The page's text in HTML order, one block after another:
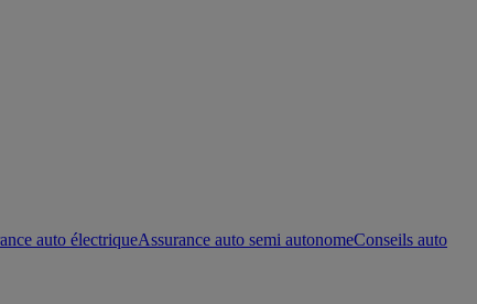
auto électriqueAssurance auto semi autonomeConseils auto